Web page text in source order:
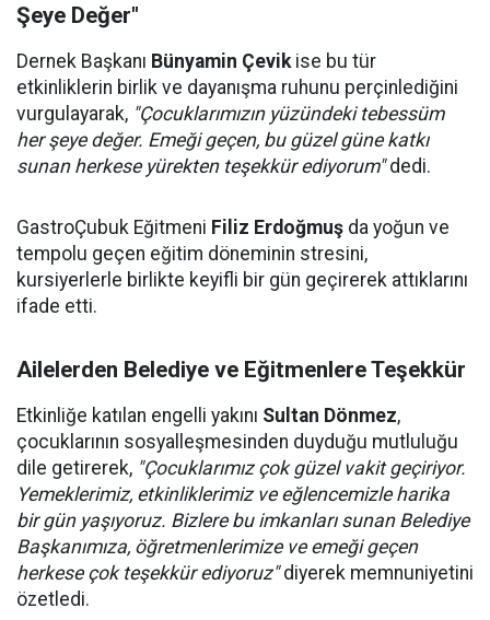
Şeye Değer"
Dernek Başkanı Bünyamin Çevik ise bu tür
etkinliklerin birlik ve dayanışma ruhunu perçinlediğini
vurgulayarak, "Çocuklarımızın yüzündeki tebessüm
her şeye değer. Emeği geçen, bu güzel güne katkı
sunan herkese yürekten teşekkür ediyorum"dedi.
GastroÇubuk Eğitmeni Filiz Erdoğmuş da yoğun ve
tempolu geçen eğitim döneminin stresini,
kursiyerlerle birlikte keyifli bir gün geçirerek attıklarını
ifade etti.
Ailelerden Belediye ve Eğitmenlere Teşekkür
Etkinliğe katılan engelli yakını Sultan Dönmez,
çocuklarının sosyalleşmesinden duyduğu mutluluğu
dile getirerek, "Çocuklarımız çok güzel vakit geçiriyor.
Yemeklerimiz, etkinliklerimiz ve eğlencemizle harika
bir gün yaşıyoruz. Bizlere bu imkanları sunan Belediye
Başkanımıza, öğretmenlerimize ve emeği geçen
herkese çok teşekkür ediyoruz"diyerek memnuniyetini
özetledi.